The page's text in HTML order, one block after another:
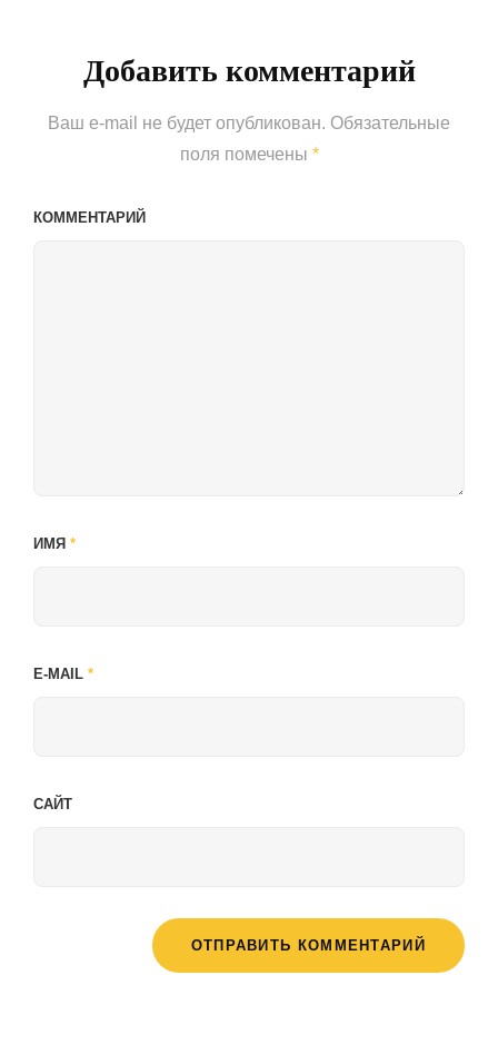
Добавить комментарий
Ваш e-mail не будет опубликован. Обязательные
поля помечены *
КОММЕНТАРИЙ
ИМЯ *
E-MAIL *
САЙТ